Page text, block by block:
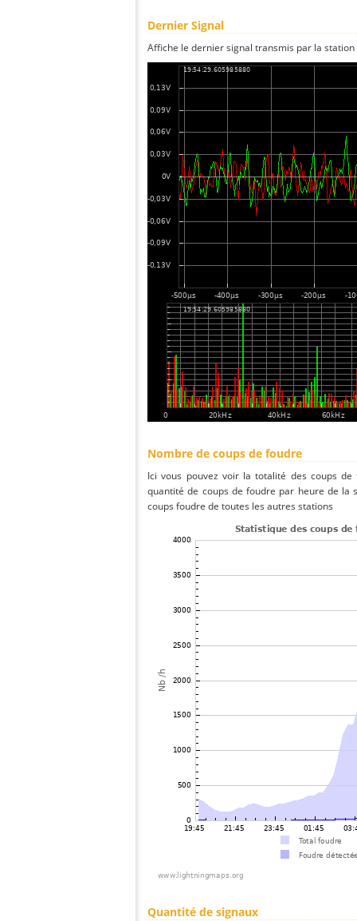
Dernier Signal
Affiche le dernier signal transmis par la
Nombre de coups de foudre
Ici vous pouvez voir la totalité des coups
quantité de coups de foudre par heure de la
coups foudre de toutes les autres stations
Quantité de signaux